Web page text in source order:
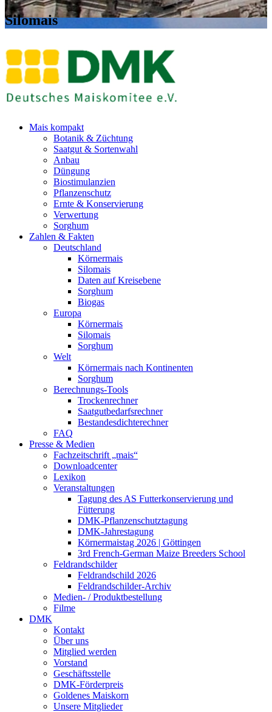
Silomais
Mais kompakt
Botanik & Züchtung
Saatgut & Sortenwahl
Anbau
Düngung
Biostimulanzien
Pflanzenschutz
Ernte & Konservierung
Verwertung
Sorghum
Zahlen & Fakten
Deutschland
Körnermais
Silomais
Daten auf Kreisebene
Sorghum
Biogas
Europa
Körnermais
Silomais
Sorghum
Welt
Körnermais nach Kontinenten
Sorghum
Berechnungs-Tools
Trockenrechner
Saatgutbedarfsrechner
Bestandesdichterechner
FAQ
Presse & Medien
Fachzeitschrift „mais“
Downloadcenter
Lexikon
Veranstaltungen
Tagung des AS Futterkonservierung und
Fütterung
DMK-Pflanzenschutztagung
DMK-Jahrestagung
Körnermaistag 2026 | Göttingen
3rd French-German Maize Breeders School
Feldrandschilder
Feldrandschild 2026
Feldrandschilder-Archiv
Medien- / Produktbestellung
Filme
DMK
Kontakt
Über uns
Mitglied werden
Vorstand
Geschäftsstelle
DMK-Förderpreis
Goldenes Maiskorn
Unsere Mitglieder